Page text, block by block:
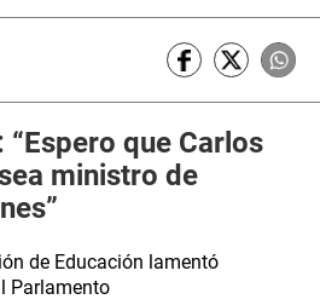
“Espero que Carlos
ministro de
de Educación lamentó
Parlamento